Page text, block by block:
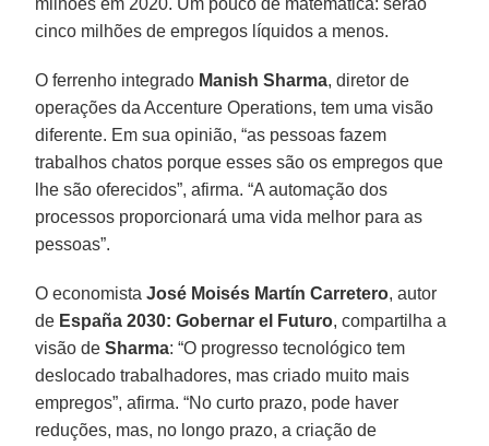
cinco milhões de empregos líquidos a menos.
O ferrenho integrado Manish Sharma, diretor de
operações da Accenture Operations, tem uma visão
diferente. Em sua opinião, “as pessoas fazem
trabalhos chatos porque esses são os empregos que
lhe são oferecidos”, afirma. “A automação dos
processos proporcionará uma vida melhor para as
pessoas”.
O economista José Moisés Martín Carretero, autor
de España 2030: Gobernar el Futuro, compartilha a
visão deSharma: “O progresso tecnológico tem
deslocado trabalhadores, mas criado muito mais
empregos”, afirma. “No curto prazo, pode haver
reduções, mas, no longo prazo, a criação de